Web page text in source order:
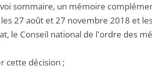
sommaire, un mémoire
27 août et 27 novembre 2018 et
le Conseil national de l'ordre des
cette décision ;